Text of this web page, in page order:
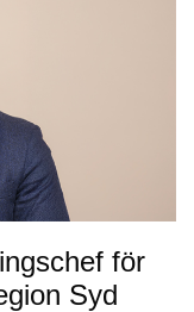
för
Syd